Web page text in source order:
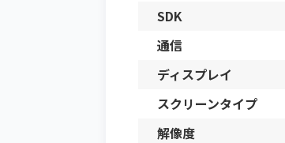
SDK
通信
ディスプレイ
スクリーンタイプ
解像度